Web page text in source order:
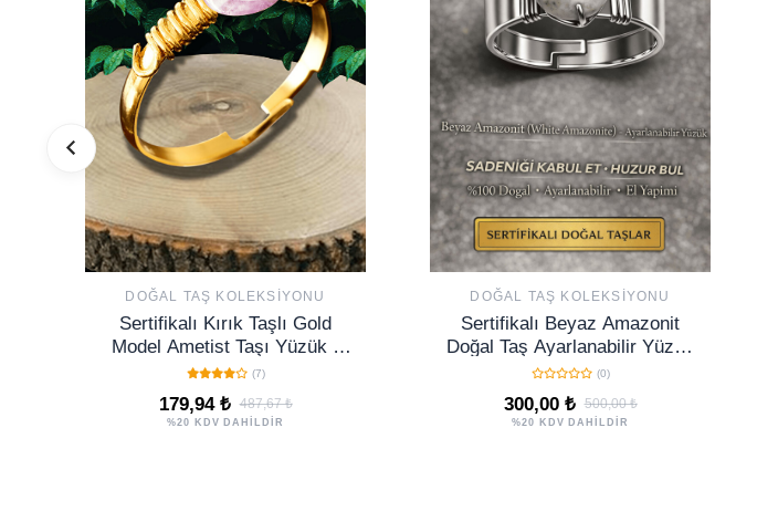
DOĞAL TAŞ KOLEKSIYONU
Sertifikalı Kırık Taşlı Gold
Model Ametist Taşı Yüzük -
Ayarlamalı
(7)
179,94 ₺ 487,67 ₺
%20 KDV DAHİLDİR
DOĞAL TAŞ KOLEKSIYONU
Sertifikalı Beyaz Amazonit
Doğal Taş Ayarlanabilir Yüzük
– Huzur ve Denge Taşı
(0)
300,00 ₺ 500,00 ₺
%20 KDV DAHİLDİR